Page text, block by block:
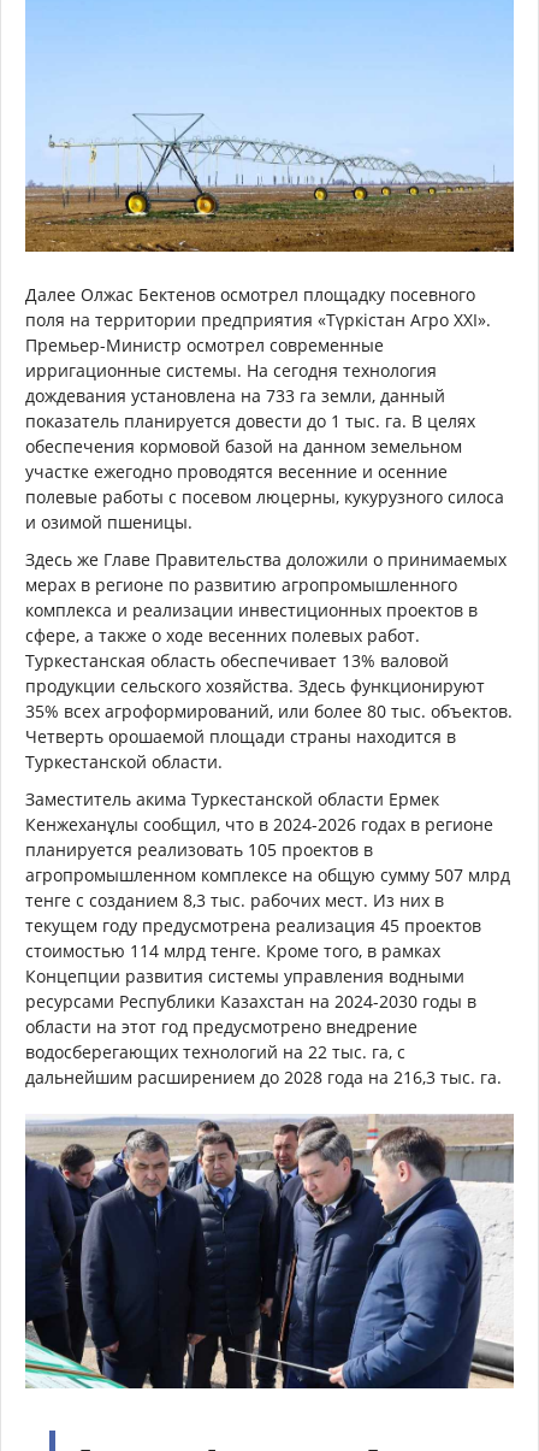
Далее Олжас Бектенов осмотрел площадку посевного
поля на территории предприятия «Түркістан Агро XXI».
Премьер-Министр осмотрел современные
ирригационные системы. На сегодня технология
дождевания установлена на 733 га земли, данный
показатель планируется довести до 1 тыс. га. В целях
обеспечения кормовой базой на данном земельном
участке ежегодно проводятся весенние и осенние
полевые работы с посевом люцерны, кукурузного силоса
и озимой пшеницы.
Здесь же Главе Правительства доложили о принимаемых
мерах в регионе по развитию агропромышленного
комплекса и реализации инвестиционных проектов в
сфере, а также о ходе весенних полевых работ.
Туркестанская область обеспечивает 13% валовой
продукции сельского хозяйства. Здесь функционируют
35% всех агроформирований, или более 80 тыс. объектов.
Четверть орошаемой площади страны находится в
Туркестанской области.
Заместитель акима Туркестанской области Ермек
Кенжеханұлы сообщил, что в 2024-2026 годах в регионе
планируется реализовать 105 проектов в
агропромышленном комплексе на общую сумму 507 млрд
тенге с созданием 8,3 тыс. рабочих мест. Из них в
текущем году предусмотрена реализация 45 проектов
стоимостью 114 млрд тенге. Кроме того, в рамках
Концепции развития системы управления водными
ресурсами Республики Казахстан на 2024-2030 годы в
области на этот год предусмотрено внедрение
водосберегающих технологий на 22 тыс. га, с
дальнейшим расширением до 2028 года на 216,3 тыс. га.